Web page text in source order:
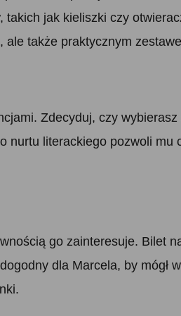
jak kieliszki czy
także praktycznym
Zdecyduj, czy
literackiego pozwoli mu
go zainteresuje. Bilet
dla Marcela, by mógł